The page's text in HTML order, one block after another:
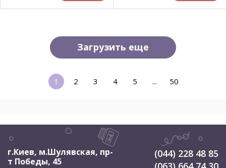
Загрузить еще
1 2 3 4 5 ... 50
г.Киев, м.Шулявская, пр-
т Победы, 45
(044) 228 48 85